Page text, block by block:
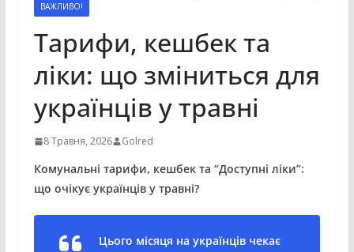
ВАЖЛИВО!
Тарифи, кешбек та
ліки: що зміниться для
українців у травні
8 Травня, 2026 Golred
Комунальні тарифи, кешбек та “Доступні ліки”:
що очікує українців у травні?
Цього місяця на українців чекає